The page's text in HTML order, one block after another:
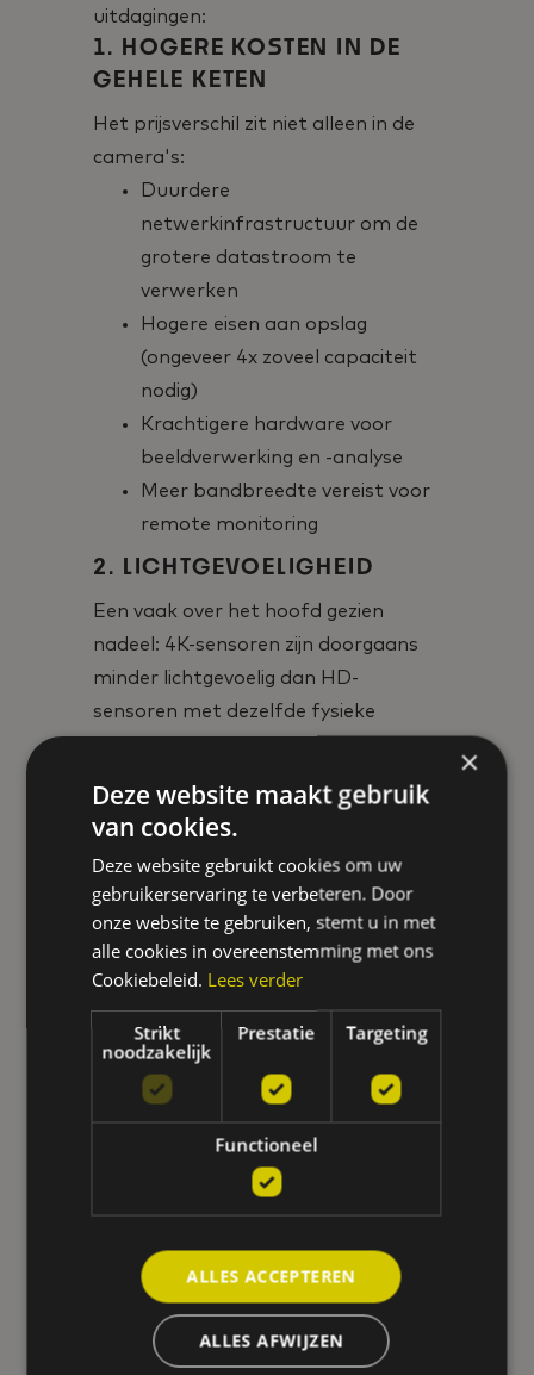
uitdagingen:
1. HOGERE KOSTEN IN DE
GEHELE KETEN
Het prijsverschil zit niet alleen in de
camera's:
Duurdere
netwerkinfrastructuur om de
grotere datastroom te
verwerken
Hogere eisen aan opslag
(ongeveer 4x zoveel capaciteit
nodig)
Krachtigere hardware voor
beeldverwerking en -analyse
Meer bandbreedte vereist voor
remote monitoring
2. LICHTGEVOELIGHEID
Een vaak over het hoofd gezien
nadeel: 4K-sensoren zijn doorgaans
minder lichtgevoelig dan HD-
sensoren met dezelfde fysieke
verlichting nodig
In sommige gevallen betere
resultaten met HD-camera's
met superieure lichtgevoeligheid
3. PRAKTISCHE
IMPLEMENTATIE-
UITDAGINGEN
Het implementeren van 4K-
systemen brengt specifieke
uitdagingen met zich mee:
Meer druk op
netwerkinfrastructuur
Langere laadtijden bij remote
viewing
×
Deze website maakt gebruik
van cookies.
Deze website gebruikt cookies om uw
gebruikerservaring te verbeteren. Door
onze website te gebruiken, stemt u in met
alle cookies in overeenstemming met ons
Cookiebeleid. Lees verder
Strikt
noodzakelijk
Prestatie Targeting
Functioneel
ALLES ACCEPTEREN
ALLES AFWIJZEN